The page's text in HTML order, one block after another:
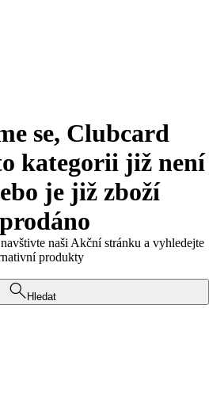
se, Clubcard
kategorii již není
je již zboží
naši Akční stránku a vyhledejte
produkty
Hledat